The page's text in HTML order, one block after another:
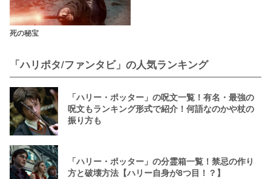
死の秘宝
「ハリポタ/ファンタビ」の人気ランキング
「ハリー・ポッター」の呪文一覧！有名・最強の
呪文もランキング形式で紹介！何語なのかや杖の
振り方も
「ハリー・ポッター」の分霊箱一覧！禁忌の作り
方と破壊方法【ハリー自身が8つ目！？】